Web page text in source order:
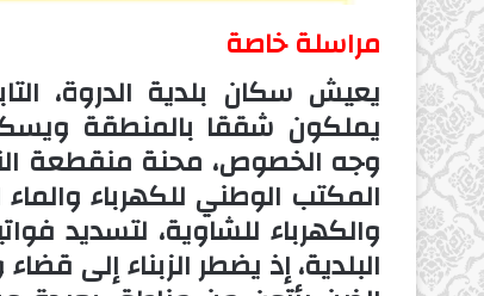
مراسلة خاصة
يعيش سكان بلدية الدروة،
يملكون شققا بالمنطقة
وجه الخصوص، محنة منقطعة
المكتب الوطني للكهرباء
والكهرباء للشاوية، لتسديد
البلدية، إذ يضطر الزبناء إلى